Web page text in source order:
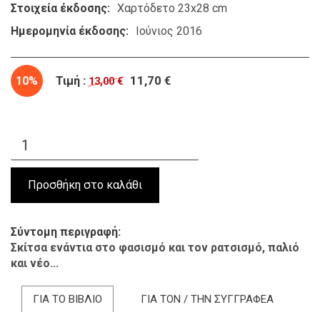
Στοιχεία έκδοσης
Χαρτόδετο 23x28 cm
Ημερομηνία έκδοσης
Ιούνιος 2016
10% Τιμή : 13,00 € 11,70 €
Σύντομη περιγραφή
Σκίτσα ενάντια στο φασισμό και τον ρατσισμό, παλιό
και νέο...
ΓΙΑ ΤΟ ΒΙΒΛΙΟ ΓΙΑ ΤΟΝ / ΤΗΝ ΣΥΓΓΡΑΦΕΑ